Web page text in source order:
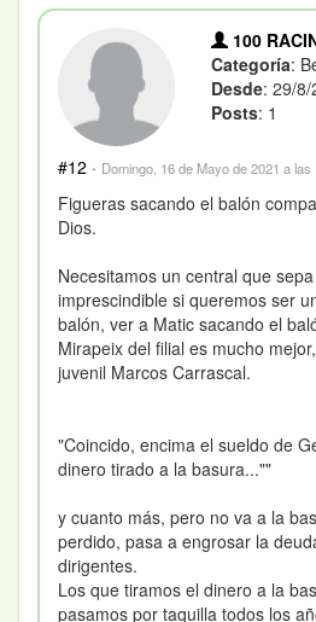
100
Categoría:
Desde: 29/8/
Posts: 1
#12 · Domingo, 16 de Mayo de 2021 a las
Figueras sacando el balón
Dios.
Necesitamos un central que
imprescindible si queremos ser
balón, ver a Matic sacando el
Mirapeix del filial es mucho
juvenil Marcos Carrascal.
"Coincido, encima el sueldo de
dinero tirado a la basura...""
y cuanto más, pero no va a la
perdido, pasa a engrosar la
dirigentes.
Los que tiramos el dinero a la
pasamos por taquilla todos los